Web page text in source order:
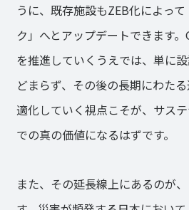
うに、既存施設もZEB化によっ
ク」へとアップデートできます
を推進していくうえでは、単に
どまらず、その後の長期にわた
適化していく視点こそが、サス
での真の価値になるはずです。
また、その延長線上にあるのが